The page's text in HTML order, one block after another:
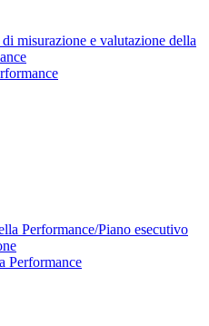
di misurazione e valutazione della
Performance/Piano esecutivo
Performance